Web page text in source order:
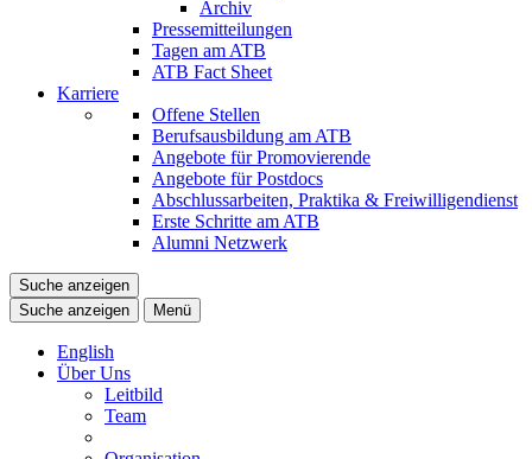
Archiv
Pressemitteilungen
Tagen am ATB
ATB Fact Sheet
Karriere
Offene Stellen
Berufsausbildung am ATB
Angebote für Promovierende
Angebote für Postdocs
Abschlussarbeiten, Praktika & Freiwilligendienst
Erste Schritte am ATB
Alumni Netzwerk
Suche anzeigen
Suche anzeigen
Menü
English
Über Uns
Leitbild
Team